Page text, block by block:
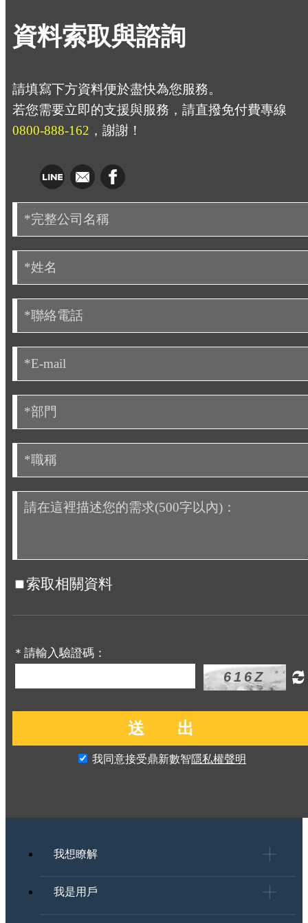
資料索取與諮詢
請填寫下方資料便於盡快為您服務。
若您需要立即的支援與服務，請直撥免付費專線
0800-888-162 ，謝謝！
索取相關資料
＊請輸入驗證碼：
我同意接受鼎新數智隱私權聲明
我想瞭解
我是用戶